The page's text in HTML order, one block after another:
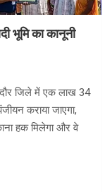
भूमि का कानूनी
जिले में एक लाख 34
कराया जाएगा,
हक मिलेगा और वे